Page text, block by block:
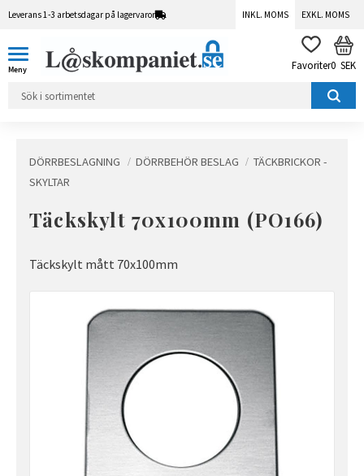
Leverans 1-3 arbetsdagar på lagervaror INKL. MOMS EXKL. MOMS
FAVORITER
0 SEK
DÖRRBESLAGNING DÖRRBEHÖR BESLAG
TÄCKBRICKOR -
SKYLTAR
Täckskylt 70x100mm (PO166)
Täckskylt mått 70x100mm